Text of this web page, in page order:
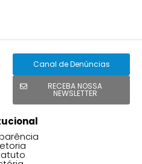
Canal de Denúncias
RECEBA NOSSA
NEWSLETTER